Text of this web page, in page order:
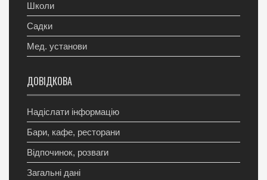
Школи
Садки
Мед. установи
ДОВІДКОВА
Надіслати інформацію
Бари, кафе, ресторани
Відпочинок, розваги
Загальні дані